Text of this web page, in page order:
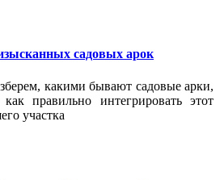
садовых арок
какими бывают садовые арки,
правильно интегрировать этот
участка